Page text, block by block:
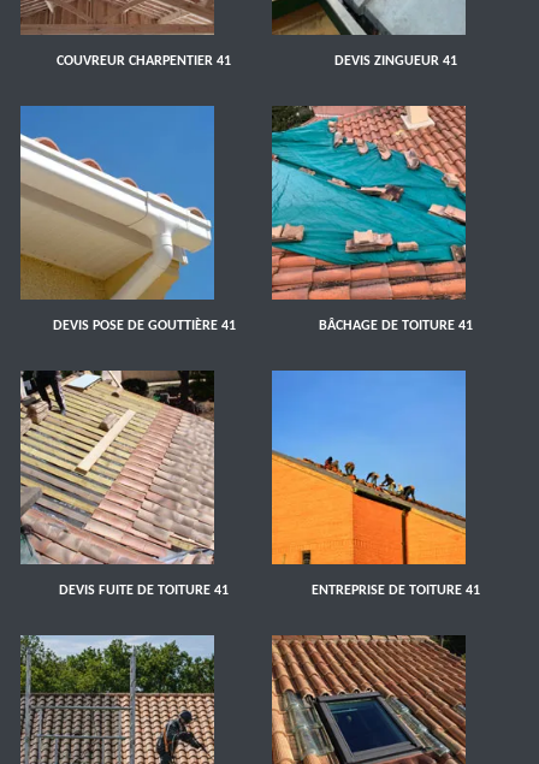
COUVREUR CHARPENTIER 41 DEVIS ZINGUEUR 41
DEVIS POSE DE GOUTTIÈRE 41 BÂCHAGE DE TOITURE 41
DEVIS FUITE DE TOITURE 41 ENTREPRISE DE TOITURE 41